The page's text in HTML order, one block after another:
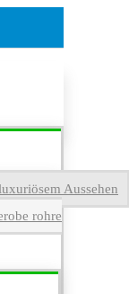
Aussehen
rohre